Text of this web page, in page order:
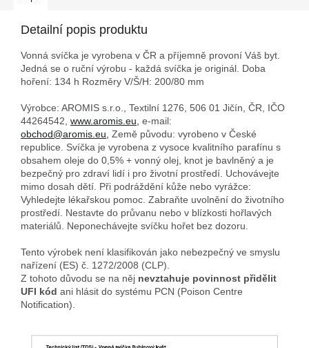
Detailní popis produktu
Vonná svíčka je vyrobena v ČR a příjemně provoní Váš byt.
Jedná se o ruční výrobu - každá svíčka je originál. Doba
hoření: 134 h Rozměry V/Š/H: 200/80 mm
Výrobce: AROMIS s.r.o., Textilní 1276, 506 01 Jičín, ČR, IČO
44264542, www.aromis.eu, e-mail:
obchod@aromis.eu, Země původu: vyrobeno v České
republice. Svíčka je vyrobena z vysoce kvalitního parafínu s
obsahem oleje do 0,5% + vonný olej, knot je bavlněný a je
bezpečný pro zdraví lidí i pro životní prostředí. Uchovávejte
mimo dosah dětí. Při podráždění kůže nebo vyrážce:
Vyhledejte lékařskou pomoc. Zabraňte uvolnění do životního
prostředí. Nestavte do průvanu nebo v blízkosti hořlavých
materiálů. Neponechávejte svíčku hořet bez dozoru.
Tento výrobek není klasifikován jako nebezpečný ve smyslu
nařízení (ES) č. 1272/2008 (CLP).
Z tohoto důvodu se na něj nevztahuje povinnost přidělit
UFI kód ani hlásit do systému PCN (Poison Centre
Notification).